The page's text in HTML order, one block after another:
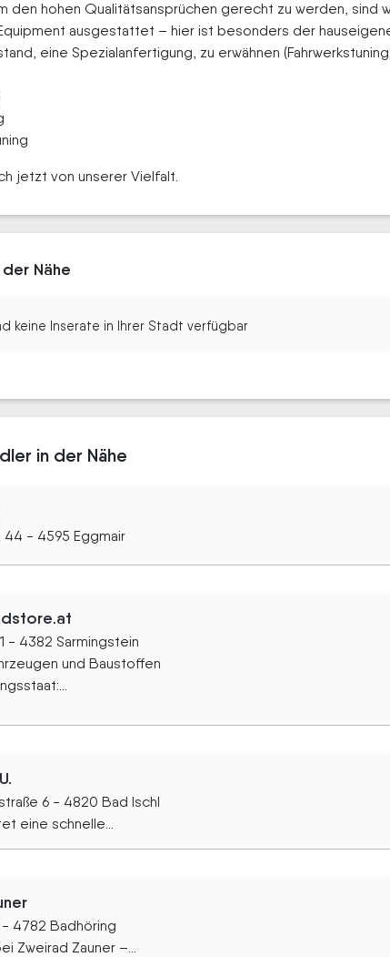
den hohen Qualitätsansprüchen gerecht zu werden, sind
ausgestattet – hier ist besonders der
eine Spezialanfertigung, zu erwähnen
jetzt von unserer Vielfalt.
Nähe
keine Inserate in Ihrer Stadt verfügbar
in der Nähe
44 - 4595 Eggmair
- 4382 Sarmingstein
und Baustoffen
6 - 4820 Bad Ischl
eine schnelle...
4782 Badhöring
Zweirad Zauner –...